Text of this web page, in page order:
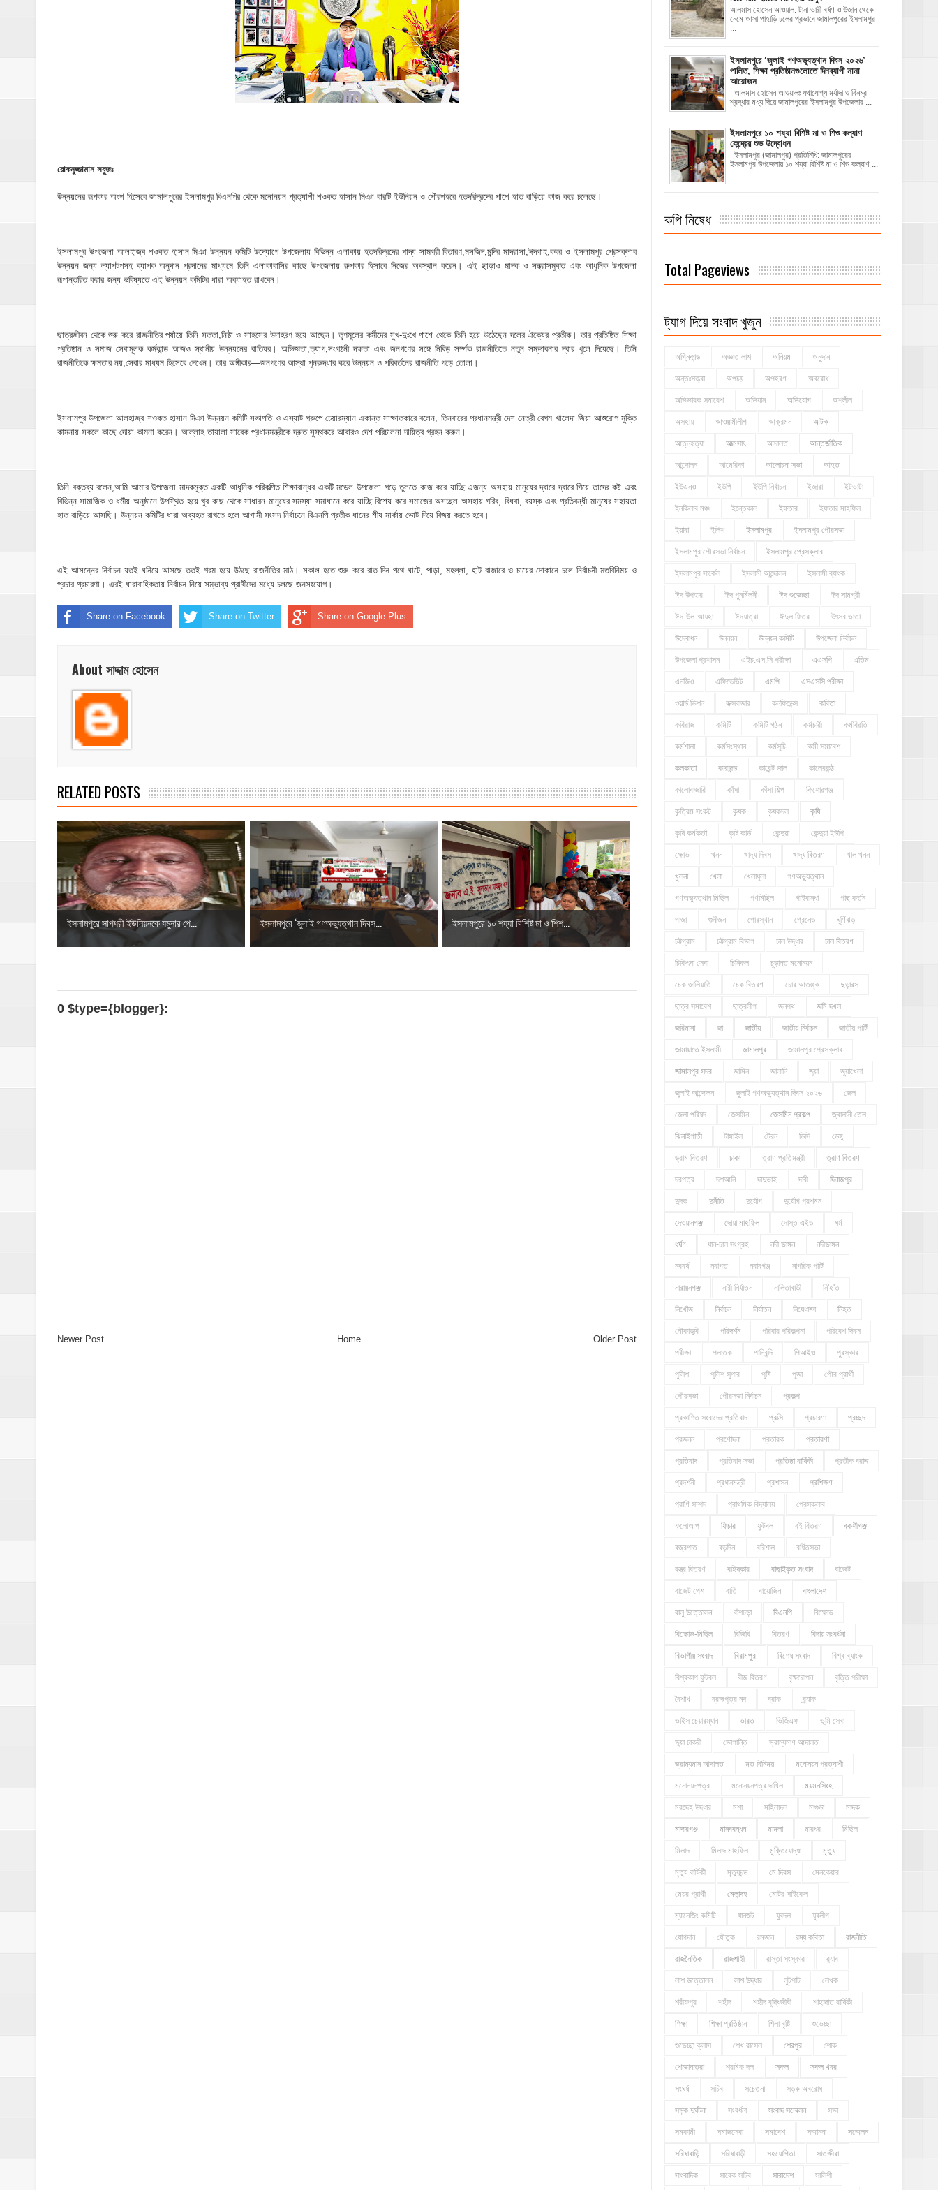
ইসলামপুরে ব্রহ্মপুত্র নদের ভাঙ্গন; চোখের সামনেই ভিটে মাটি হারিয়ে দিশেহারা মানুষ
মনটা আমার কেন যে ভালো লাগে না?- আতিকুর রহমান
ঝিনাইগাতীতে ভাতিজাদের হামলায় চাচী নিহত; হত্যা মামলার প্রস্তুতি
​ইসলামপুর মহলগিরী উচ্চ বিদ্যালয়ে নজিরবিহীন জালিয়াতি; রেজাল্ট ছাড়াই শিক্ষক নিয়োগ
ইসলামপুরে তৃতীয় লিঙ্গ জনগোষ্ঠীর সক্ষমতা উন্নয়ন বিষয়ক প্রশিক্ষণ অনুষ্ঠিত
‎পার্থশী ইউপি নির্বাচনে চেয়ারম্যান পদে আলোচনার শীর্ষে খন্দকার মাহবুব হাসান দিপন
শেষ আশ্রয়েও দখলের থাবা, কবরস্থানের জমি নিয়ে উত্তপ্ত ইসলামপুর
রোকনুজ্জামান সবুজঃ
উন্নয়নের রূপকার অংশ হিসেবে জামালপুরের ইসলামপুর বিএনপির থেকে মনোনয়ন প্রত্যাশী শওকত হাসান মিঞা বারটি ইউনিয়ন ও পৌরশহরে হতদরিদ্রদের পাশে হাত বাড়িয়ে কাজ করে চলেছে।
ইসলামপুর উপজেলা আলহাজ্ব শওকত হাসান মিঞা উন্নয়ন কমিটি উদ্যােগে উপজেলায় বিভিন্ন এলাকায় হতদরিদ্রদের খাদ্য সামগ্রী বিতারণ,মসজিদ,মন্দির মাদরাসা,ঈদগাহ,কবর ও ইসলামপুর প্রেসক্লাব
উন্নয়ন জন্য ল্যাপটপসহ ব্যাপক অনুদান প্রদানের মাধ্যমে তিনি এলাকাবাসির কাছে উপজেলায় রুপকার হিসাবে নিজের অবস্থান করেন। এই ছাড়াও মাদক ও সন্ত্রাসমুক্ত এবং আধুনিক উপজেলা
রূপান্তরিত করার জন্য ভবিষ্যতে এই উন্নয়ন কমিটির ধারা অব্যাহত রাখবেন।
ছাত্রজীবন থেকে শুরু করে রাজনীতির পর্যায়ে তিনি সততা,নিষ্ঠা ও সাহসের উদাহরণ হয়ে আছেন। তৃণমূলের কর্মীদের সুখ-দুঃখে পাশে থেকে তিনি হয়ে উঠেছেন দলের ঐক্যের প্রতীক। তার প্রতিষ্ঠিত শিক্ষা
প্রতিষ্ঠান ও সমাজ সেবামূলক কর্মকান্ড আজও স্থানীয় উন্নয়নের বাতিঘর। অভিজ্ঞতা,ত্যাগ,সংগঠনী দক্ষতা এবং জনগণের সঙ্গে নিবিড় সর্ম্পক রাজনীতিতে নতুন সম্ভাবনার দ্বার খুলে দিয়েছে। তিনি
রাজনীতিকে ক্ষমতার নয়,সেবার মাধ্যম হিসেবে দেখেন। তার অঙ্গীকার—জনগণের আস্থা পুনরুদ্ধার করে উন্নয়ন ও পরিবর্তনের রাজনীতি গড়ে তোলা।
ইসলামপুর উপজেলা আলহাজ্ব শওকত হাসান মিঞা উন্নয়ন কমিটি সভাপতি ও এস্যাট গ্রুপে চেয়ারম্যান একান্ত সাক্ষাতকারে বলেন, তিনবারের প্রধানমন্ত্রী দেশ নেত্রী বেগম খালেদা জিয়া আশুরোগ মুক্তি
কামনায় সকলে কাছে দোয়া কামনা করেন। আল্লাহ তায়ালা সাবেক প্রধানমন্ত্রীকে দ্রুত সুস্থকরে আবারও দেশ পরিচালনা দায়িত্ব গ্রহন করুন।
তিনি বক্তব্য বলেন,আমি আমার উপজেলা মাদকমুক্ত একটি আধুনিক পরিকল্পিত শিক্ষাবান্ধব একটি মডেল উপজেলা গড়ে তুলতে কাজ করে যাচ্ছি এজন্য অসহায় মানুষের দ্বারে দ্বারে গিয়ে তাদের কষ্ট এবং
বিভিন্ন সামাজিক ও ধর্মীয় অনুষ্ঠানে উপস্থিত হয়ে খুব কাছ থেকে সাধারন মানুষের সমস্যা সমাধানে করে যাচ্ছি বিশেষ করে সমাজের অসচ্ছল অসহায় গরিব, বিধবা, বয়স্ক এবং প্রতিবন্ধী মানুষের সহায়তা
হাত বাড়িয়ে আসছি। উন্নয়ন কমিটির ধারা অব্যহত রাখতে হলে আগামী সংসদ নির্বাচনে বিএনপি প্রতীক ধানের শীষ মার্কায় ভোট দিয়ে বিজয় করতে হবে।
এই আসন্নের নির্বাচন যতই ঘনিয়ে আসছে ততই গরম হয়ে উঠছে রাজনীতির মাঠ। সকাল হতে শুরু করে রাত-দিন পথে ঘাটে, পাড়া, মহল্লা, হাট বাজারে ও চায়ের দোকানে চলে নির্বাচনী মতবিনিময় ও
প্রচার-প্রচারণা। এরই ধারাবাহিকতায় নির্বাচন নিয়ে সম্ভাব্য প্রার্থীদের মধ্যে চলছে জনসংযোগ।
Share on Facebook Share on Twitter Share on Google Plus
About সাদ্দাম হোসেন
RELATED POSTS
ইসলামপুরে সাপধরী ইউনিয়নকে যমুনার পে... ‎ইসলামপুরে ‘জুলাই গণঅভ্যুত্থান দিবস... ইসলামপুরে ১০ শয্যা বিশিষ্ট মা ও শিশ...
0 $type={blogger}:
Newer Post Older Post
Home
আলমাস হোসেন আওয়াল: টানা ভারী বর্ষণ ও উজান থেকে
নেমে আসা পাহাড়ি ঢলের প্রভাবে জামালপুরের ইসলামপুর
‎ইসলামপুরে ‘জুলাই গণঅভ্যুত্থান দিবস ২০২৬’
পালিত, শিক্ষা প্রতিষ্ঠানগুলোতে দিনব্যাপী নানা
আয়োজন
‎​আলমাস হোসেন আওয়ালঃ‎ ‎​যথাযোগ্য মর্যাদা ও বিনম্র
শ্রদ্ধার মধ্য দিয়ে জামালপুরের ইসলামপুর উপজেলার ...
ইসলামপুরে ১০ শয্যা বিশিষ্ট মা ও শিশু কল্যাণ
কেন্দ্রের শুভ উদ্বোধন
ইসলামপুর (জামালপুর) প্রতিনিধি: জামালপুরের
ইসলামপুর উপজেলায় ১০ শয্যা বিশিষ্ট মা ও শিশু কল্যাণ ...
কপি নিষেধ
Total Pageviews
ট্যাগ দিয়ে সংবাদ খুজুন
অগ্নিকান্ড অজ্ঞাত লাশ অনিয়ম অনুদান
অন্তঃসত্ত্বা অপচয় অপহরণ অবরোধ
অভিভাবক সমাবেশ অভিযান অভিযোগ অশ্লীল
অসহায় আওয়ামীলীগ আক্রমন আটক
আত্নহত্যা আত্মসাৎ আদালত আন্তর্জাতিক
আন্দোলন আমেরিকা আলোচনা সভা আহত
ইউএনও ইউপি ইউপি নির্বাচন ইজারা ইটভাটা
ইনকিলাব মঞ্চ ইন্তেকাল ইফতার ইফতার মাহফিল
ইয়াবা ইলিশ ইসলামপুর ইসলামপুর পৌরসভা
ইসলামপুর পৌরসভা নির্বাচন ইসলামপুর প্রেসক্লাব
ইসলামপুর সার্কেল ইসলামী আন্দোলন ইসলামী ব্যাংক
ঈদ উপহার ঈদ পুনর্মিলনী ঈদ শুভেচ্ছা ঈদ সামগ্রী
ঈদ-উল-আযহা ঈদযাত্রা ঈদুল ফিতর উৎসব ভাতা
উদ্বোধন উন্নয়ন উন্নয়ন কমিটি উপজেলা নির্বাচন
উপজেলা প্রশাসন এইচ.এস.সি পরীক্ষা এএসপি এতিম
এনজিও এফিডেভিট এমপি এসএসসি পরীক্ষা
ওয়ার্ল্ড ভিশন কক্সবাজার কনফিডেন্স কবিতা
কবিরাজ কমিটি কমিটি গঠন কর্মচারী কর্মবিরতি
কর্মশালা কর্মসংস্থান কর্মসূচি কর্মী সমাবেশ
কলকাতা কারাদন্ড কারেন্ট জাল কালেরকন্ঠ
কালোবাজারি কাঁসা কাঁসা শিল্প কিশোরগঞ্জ
কৃত্রিম সংকট কৃষক কৃষকদল কৃষি
কৃষি কর্মকর্তা কৃষি কার্ড কেন্দুয়া কেন্দুয়া ইউপি
ক্ষোভ খনন খাদ্য দিবস খাদ্য বিতরণ খাল খনন
খুলনা খেলা খেলাধূলা গণঅভ্যুত্থান
গণঅভ্যুত্থান মিছিল গণমিছিল গাইবান্ধা গাছ কর্তন
গাজা গুনীজন গোরস্থান গ্রেনেড ঘূর্ণিঝড়
চট্টগ্রাম চট্টগ্রাম বিভাগ চাল উদ্ধার চাল বিতরণ
চিকিৎসা সেবা চিনিকল চুড়ান্ত মনোনয়ন
চেক জালিয়াতি চেক বিতরণ চোর আতঙ্ক ছড়ারস
ছাত্র সমাবেশ ছাত্রলীগ জনপথ জমি দখল
জরিমানা জা জাতীয় জাতীয় নির্বাচন জাতীয় পার্টি
জামায়াতে ইসলামী জামালপুর জামালপুর প্রেসক্লাব
জামালপুর সদর জামিন জালানি জুয়া জুয়াখেলা
জুলাই আন্দোলন জুলাই গণঅভ্যুত্থান দিবস ২০২৬ জেল
জেলা পরিষদ জেসমিন জেসমিন প্রকল্প জ্বালানী তেল
ঝিনাইগাতী টাঙ্গাইল ট্রেন ডিসি ডেঙ্গু
ড্রাম বিতরণ ঢাকা ত্রাণ প্রতিমন্ত্রী ত্রাণ বিতরণ
দরপত্র দশআনি দাদুভাই দাবী দিনাজপুর
দুদক দুর্নীতি দুর্যোগ দুর্যোগ প্রশমন
দেওয়ানগঞ্জ দোয়া মাহফিল দোস্ত এইড ধর্ম
ধর্ষণ ধান-চাল সংগ্রহ নদী ভাঙ্গন নদীভাঙ্গন
নববর্ষ নবাগত নবাবগঞ্জ নাগরিক পার্টি
নারায়নগঞ্জ নারী নির্যাতন নালিতাবাড়ী নি'হ'ত
নিখোঁজ নির্বাচন নির্যাতন নিষেধাজ্ঞা নিহত
নৌকাডুবি পরিদর্শন পরিবার পরিকল্পনা পরিবেশ দিবস
পরীক্ষা পলাতক পানিবন্দি পিআইও পুরস্কার
পুলিশ পুলিশ সুপার পুষ্টি পূজা পৌর প্রার্থী
পৌরসভা পৌরসভা নির্বাচন প্রকল্প
প্রকাশিত সংবাদের প্রতিবাদ প্রক্সি প্রচারণা প্রচ্ছদ
প্রজনন প্রণোদনা প্রতারক প্রতারণা
প্রতিবাদ প্রতিবাদ সভা প্রতিষ্ঠা বার্ষিকী প্রতীক বরাদ্দ
প্রদর্শনী প্রধানমন্ত্রী প্রশাসন প্রশিক্ষণ
প্রাণি সম্পদ প্রাথমিক বিদ্যালয় প্রেসক্লাব
ফলোআপ ফিচার ফুটবল বই বিতরণ বকশীগঞ্জ
বজ্রপাত বড়দিন বরিশাল বর্ধিতসভা
বস্ত্র বিতরণ বহিষ্কার বাছাইকৃত সংবাদ বাজেট
বাজেট পেশ বাতি বায়োজিন বাংলাদেশ
বালু উত্তোলন বাঁশচড়া বিএনপি বিক্ষোভ
বিক্ষোভ-মিছিল বিজিবি বিতরণ বিদায় সংবর্ধনা
বিভাগীয় সংবাদ বিরামপুর বিশেষ সংবাদ বিশ্ব ব্যাংক
বিশ্বকাপ ফুটবল বীজ বিতরণ বৃক্ষরোপন বৃত্তি পরীক্ষা
বৈশাখ ব্রহ্মপুত্র নদ ব্রাক ব্র্যাক
ভাইস চেয়ারম্যান ভারত ভিজিএফ ভূমি সেবা
ভূয়া চাকরী ভোগান্তি ভ্রাম্যমাণ আদালত
ভ্রাম্যমান আদালত মত বিনিময় মনোনয়ন প্রত্যাশী
মনোনয়নপত্র মনোনয়নপত্র দাখিল ময়মনসিংহ
মরদেহ উদ্ধার মশা মহিলাদল মাগুড়া মাদক
মাদারগঞ্জ মানববন্ধন মামলা মারধর মিছিল
মিলাদ মিলাদ মাহফিল মুক্তিযোদ্ধা মৃত্যু
মৃত্যু বার্ষিকী মৃত্যুদন্ড মে দিবস মেনকেয়ার
মেয়র প্রার্থী মেলান্দহ মোটর সাইকেল
ম্যানেজিং কমিটি যানজট যুবদল যুবলীগ
যোগদান যৌতুক রমজান রম্য কবিতা রাজনীতি
রাজনৈতিক রাজশাহী রাস্তা সংস্কার র‍্যাব
লাশ উত্তোলন লাশ উদ্ধার লুটপাট লেখক
শরীফপুর শহীদ শহীদ বুদ্ধিজীবী শাহাদাত বার্ষিকী
শিক্ষা শিক্ষা প্রতিষ্ঠান শিলা বৃষ্টি শুভেচ্ছা
শুভেচ্ছা ক্লাস শেখ রাসেল শেরপুর শোক
শোভাযাত্রা শ্রমিক দল সকল সকল খবর
সংঘর্ষ সচিব সচেতনা সড়ক অবরোধ
সড়ক দুর্ঘটনা সংবর্ধনা সংবাদ সম্মেলন সভা
সমকামী সমাজসেবা সমাবেশ সম্মাননা সম্মেলন
সরিষাবাড়ি সরিষাবাড়ী সহযোগিতা সাতক্ষীরা
সাংবাদিক সাবেক সচিব সারাদেশ সালিশী